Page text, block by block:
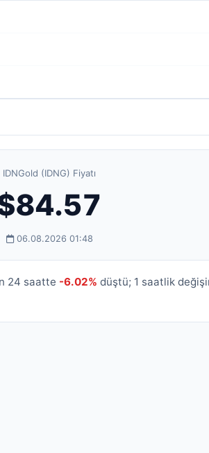
IDNGold (IDNG) Fiyatı
06.08.2026 01:48
24 saatte -6.02% düştü; 1 saatlik